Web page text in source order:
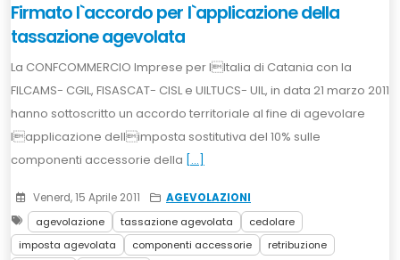
Firmato l`accordo per l`applicazione della
tassazione agevolata
La CONFCOMMERCIO Imprese per lItalia di Catania con la
FILCAMS- CGIL, FISASCAT- CISL e UILTUCS- UIL, in data 21 marzo 2011
hanno sottoscritto un accordo territoriale al fine di agevolare
lapplicazione dellimposta sostitutiva del 10% sulle
componenti accessorie della [...]
Venerd, 15 Aprile 2011
AGEVOLAZIONI
agevolazione
tassazione agevolata
cedolare
imposta agevolata
componenti accessorie
retribuzione